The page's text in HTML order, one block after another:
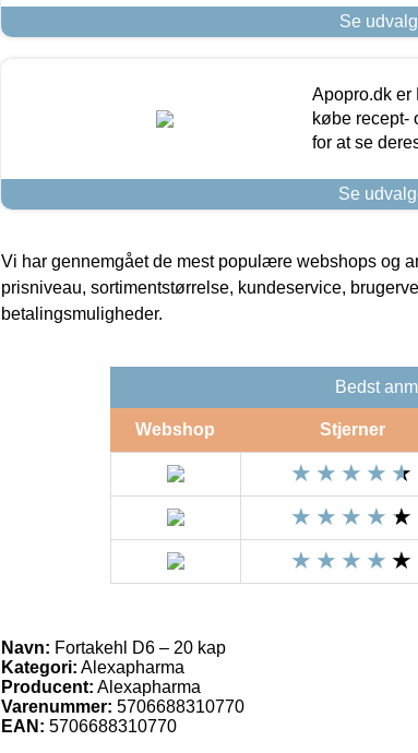
Se
Apopro.dk er
købe recept-
for at se
Se
Vi har gennemgået de mest populære webshops og
prisniveau, sortimentstørrelse, kundeservice,
betalingsmuligheder.
Bedst
Webshop Stjerner
Navn: Fortakehl D6 – 20 kap
Kategori: Alexapharma
Producent: Alexapharma
Varenummer: 5706688310770
EAN: 5706688310770